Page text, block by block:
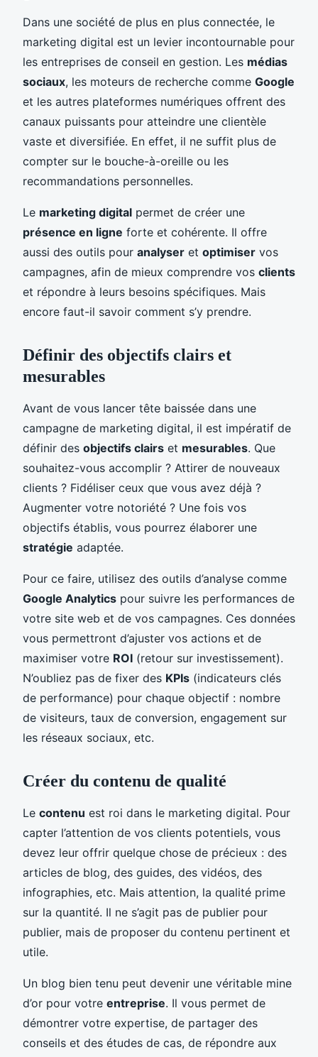
Dans une société de plus en plus connectée, le
marketing digital est un levier incontournable pour
les entreprises de conseil en gestion. Les médias
sociaux, les moteurs de recherche comme Google
et les autres plateformes numériques offrent des
canaux puissants pour atteindre une clientèle
vaste et diversifiée. En effet, il ne suffit plus de
compter sur le bouche-à-oreille ou les
recommandations personnelles.
Le marketing digital permet de créer une
présence en ligne forte et cohérente. Il offre
aussi des outils pour analyser et optimiser vos
campagnes, afin de mieux comprendre vos clients
et répondre à leurs besoins spécifiques. Mais
encore faut-il savoir comment s’y prendre.
Définir des objectifs clairs et
mesurables
Avant de vous lancer tête baissée dans une
campagne de marketing digital, il est impératif de
définir des objectifs clairs et mesurables. Que
souhaitez-vous accomplir ? Attirer de nouveaux
clients ? Fidéliser ceux que vous avez déjà ?
Augmenter votre notoriété ? Une fois vos
objectifs établis, vous pourrez élaborer une
stratégie adaptée.
Pour ce faire, utilisez des outils d’analyse comme
Google Analytics pour suivre les performances de
votre site web et de vos campagnes. Ces données
vous permettront d’ajuster vos actions et de
maximiser votre ROI (retour sur investissement).
N’oubliez pas de fixer des KPIs (indicateurs clés
de performance) pour chaque objectif : nombre
de visiteurs, taux de conversion, engagement sur
les réseaux sociaux, etc.
Créer du contenu de qualité
Le contenu est roi dans le marketing digital. Pour
capter l’attention de vos clients potentiels, vous
devez leur offrir quelque chose de précieux : des
articles de blog, des guides, des vidéos, des
infographies, etc. Mais attention, la qualité prime
sur la quantité. Il ne s’agit pas de publier pour
publier, mais de proposer du contenu pertinent et
utile.
Un blog bien tenu peut devenir une véritable mine
d’or pour votre entreprise. Il vous permet de
démontrer votre expertise, de partager des
conseils et des études de cas, de répondre aux